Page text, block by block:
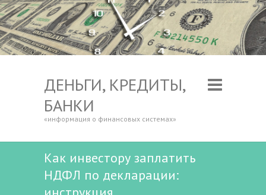
ДЕНЬГИ, КРЕДИТЫ,
БАНКИ
«информация о финансовых системах»
Как инвестору заплатить
НДФЛ по декларации: